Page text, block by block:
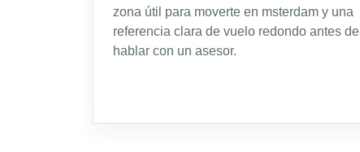
zona útil para moverte en msterdam y una
referencia clara de vuelo redondo antes de
hablar con un asesor.